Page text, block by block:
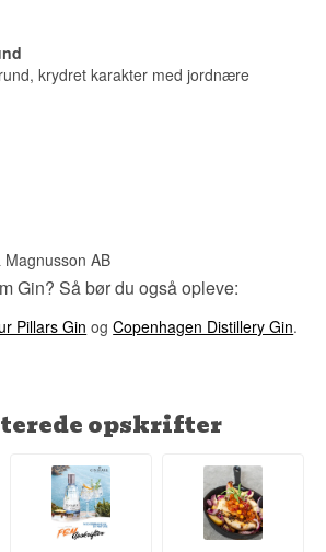
krydret karakter med jordnære
Magnusson AB
Gin? Så bør du også opleve:
Pillars Gin ogCopenhagen Distillery Gin.
opskrifter